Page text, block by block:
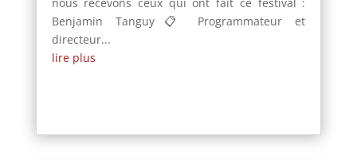
Benjamin Tanguy📋 Programmateur et
directeur...
lire plus